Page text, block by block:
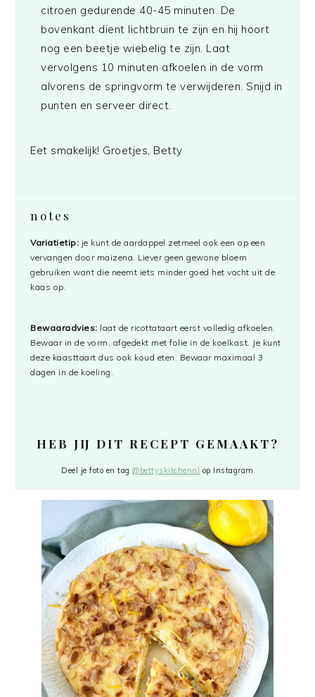
citroen gedurende 40-45 minuten. De
bovenkant dient lichtbruin te zijn en hij hoort
nog een beetje wiebelig te zijn. Laat
vervolgens 10 minuten afkoelen in de vorm
alvorens de springvorm te verwijderen. Snijd in
punten en serveer direct.
Eet smakelijk! Groetjes, Betty
notes
Variatietip: je kunt de aardappel zetmeel ook een op een
vervangen door maizena. Liever geen gewone bloem
gebruiken want die neemt iets minder goed het vocht uit de
kaas op.
Bewaaradvies: laat de ricottataart eerst volledig afkoelen.
Bewaar in de vorm, afgedekt met folie in de koelkast. Je kunt
deze kaasttaart dus ook koud eten. Bewaar maximaal 3
dagen in de koeling.
HEB JIJ DIT RECEPT GEMAAKT?
Deel je foto en tag@bettyskitchennl op Instagram